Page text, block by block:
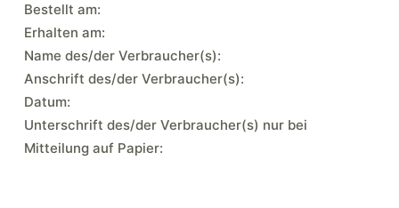
Bestellt am:
Erhalten am:
Name des/der Verbraucher(s):
Anschrift des/der Verbraucher(s):
Datum:
Unterschrift des/der Verbraucher(s) nur bei
Mitteilung auf Papier: